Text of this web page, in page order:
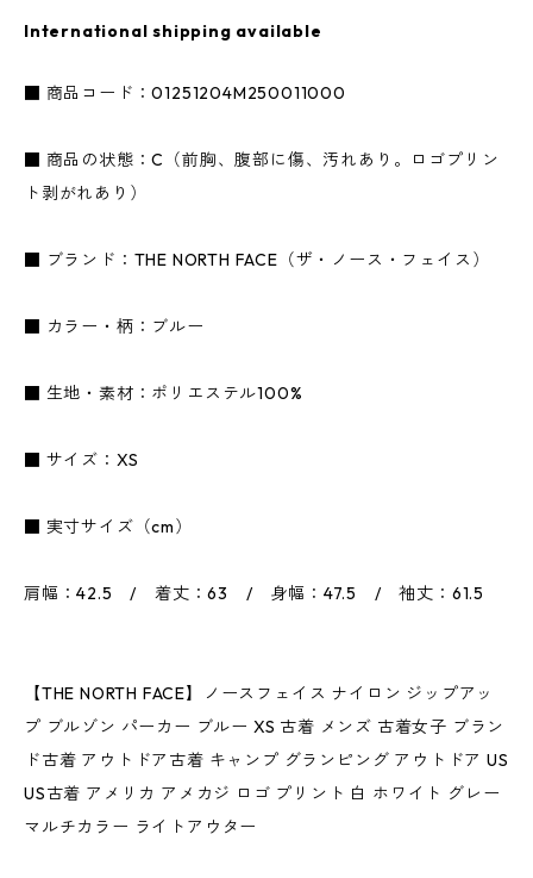
International shipping available
■ 商品コード：01251204M250011000
■ 商品の状態：C（前胸、腹部に傷、汚れあり。ロゴプリン
ト剥がれあり）
■ ブランド：THE NORTH FACE（ザ・ノース・フェイス）
■ カラー・柄：ブルー
■ 生地・素材：ポリエステル100%
■ サイズ：XS
■ 実寸サイズ（cm）
肩幅：42.5 / 着丈：63 / 身幅：47.5 / 袖丈：61.5
【THE NORTH FACE】ノースフェイス ナイロン ジップアッ
プ ブルゾン パーカー ブルー XS 古着 メンズ 古着女子 ブラン
ド古着 アウトドア古着 キャンプ グランピング アウトドア US
US古着 アメリカ アメカジ ロゴ プリント 白 ホワイト グレー
マルチカラー ライトアウター